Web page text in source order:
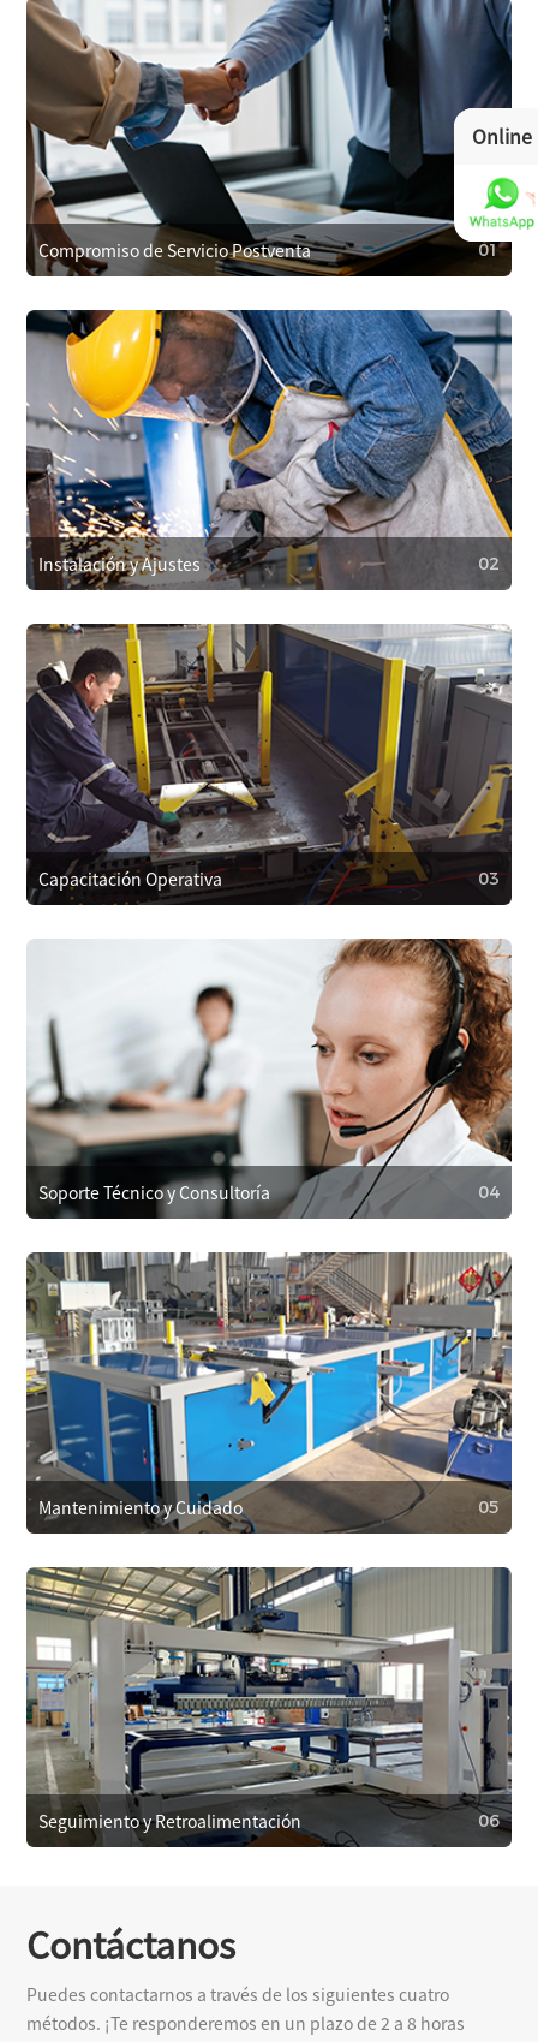
Online
Compromiso de Servicio Postventa 01
01
Compromiso de Servicio Postventa
Cubrimos los costos de reparación dentro de la garantía
por problemas de calidad y ofrecemos soporte al cliente
24/7. Respondemos en un plazo de 4 horas para resolver
problemas rápidamente.
Instalación y Ajustes 02
02
Instalación y Ajustes
Nuestro equipo técnico instalará y ajustará el equipo en el
sitio para garantizar una configuración adecuada y un
funcionamiento sin problemas.
Capacitación Operativa
03
03
Capacitación Operativa
Proporcionamos capacitación a los operadores para
garantizar el uso correcto, reducir fallos y también
capacitación en mantenimiento y reparaciones menores
para prolongar la vida útil del equipo.
Soporte Técnico y Consultoría 04
04
Soporte Técnico y Consultoría
Los clientes pueden contactar con el soporte técnico en
cualquier momento por teléfono, correo electrónico o en
línea. Para problemas complejos, ofrecemos asistencia
remota o enviamos técnicos al sitio si es necesario.
Mantenimiento y Cuidado 05
05
Mantenimiento y Cuidado
Proporcionamos mantenimiento regular para garantizar
un funcionamiento eficiente y prevenir fallos. En caso de
falla, ofrecemos servicios de reparación de emergencia
para minimizar el tiempo de inactividad.
Seguimiento y Retroalimentación 06
Seguimiento y Retroalimentación
Contáctanos
Puedes contactarnos a través de los siguientes cuatro
métodos. ¡Te responderemos en un plazo de 2 a 8 horas